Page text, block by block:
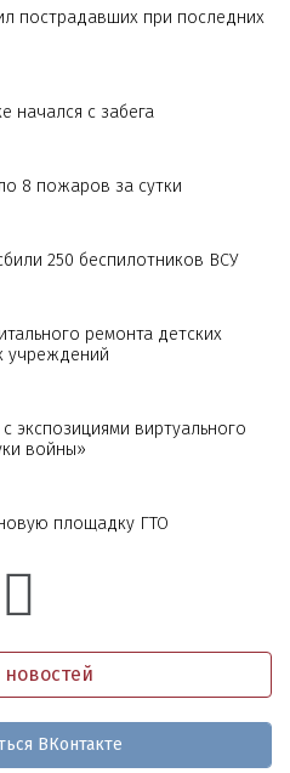
пострадавших при последних
начался с забега
8 пожаров за сутки
250 беспилотников ВСУ
ремонта детских
учреждений
экспозициями виртуального
войны»
площадку ГТО
ВКонтакте